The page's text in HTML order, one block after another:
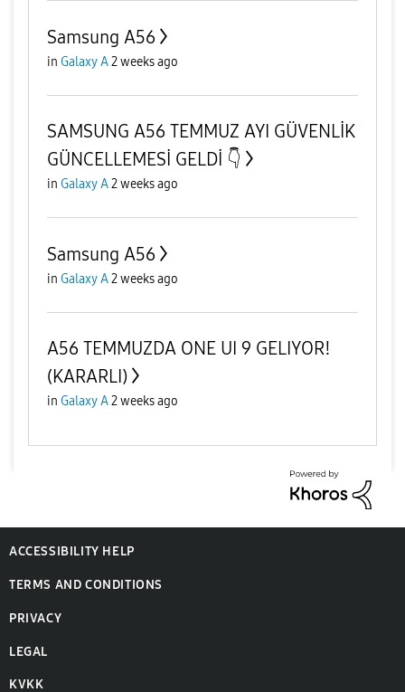
Samsung A56
in Galaxy A2 weeks ago
SAMSUNG A56 TEMMUZ AYI GÜVENLİK
GÜNCELLEMESİ GELDİ 👇
in Galaxy A2 weeks ago
Samsung A56
in Galaxy A2 weeks ago
A56 TEMMUZDA ONE UI 9 GELIYOR!
(KARARLI)
in Galaxy A2 weeks ago
ACCESSIBILITY HELP
TERMS AND CONDITIONS
PRIVACY
LEGAL
KVKK